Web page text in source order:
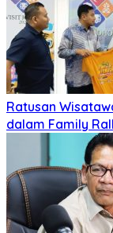
Ratusan
dalam Family